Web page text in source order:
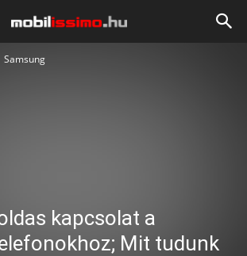
Samsung
kapcsolat a
Mit tudunk